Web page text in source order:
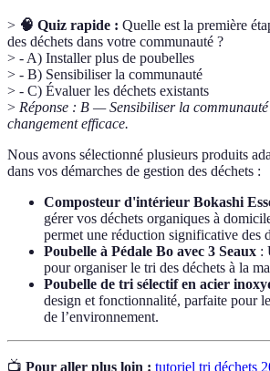
> 🧠 Quiz rapide : Quelle est la première
des déchets dans votre communauté ?
> - A) Installer plus de poubelles
> - B) Sensibiliser la communauté
> - C) Évaluer les déchets existants
> Réponse : B — Sensibiliser la
changement efficace.
Nous avons sélectionné plusieurs produits
dans vos démarches de gestion des déchets :
Composteur d'intérieur Bokashi
gérer vos déchets organiques à
permet une réduction significative des
Poubelle à Pédale Bo avec 3 Seaux :
pour organiser le tri des déchets à la
Poubelle de tri sélectif en acier
design et fonctionnalité, parfaite pour
de l’environnement.
📺 Pour aller plus loin : tutoriel tri déchets